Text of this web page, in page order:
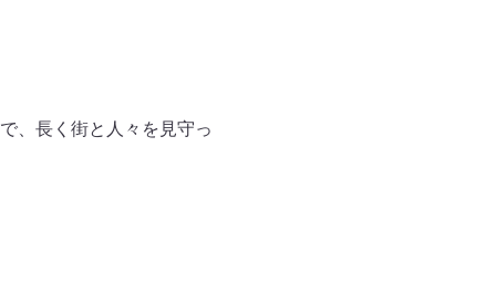
、長く街と人々を見守っ